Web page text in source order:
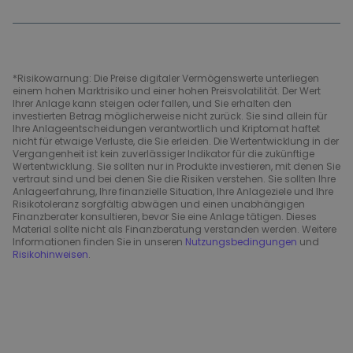
*Risikowarnung: Die Preise digitaler Vermögenswerte unterliegen
einem hohen Marktrisiko und einer hohen Preisvolatilität. Der Wert
Ihrer Anlage kann steigen oder fallen, und Sie erhalten den
investierten Betrag möglicherweise nicht zurück. Sie sind allein für
Ihre Anlageentscheidungen verantwortlich und Kriptomat haftet
nicht für etwaige Verluste, die Sie erleiden. Die Wertentwicklung in der
Vergangenheit ist kein zuverlässiger Indikator für die zukünftige
Wertentwicklung. Sie sollten nur in Produkte investieren, mit denen Sie
vertraut sind und bei denen Sie die Risiken verstehen. Sie sollten Ihre
Anlageerfahrung, Ihre finanzielle Situation, Ihre Anlageziele und Ihre
Risikotoleranz sorgfältig abwägen und einen unabhängigen
Finanzberater konsultieren, bevor Sie eine Anlage tätigen. Dieses
Material sollte nicht als Finanzberatung verstanden werden. Weitere
Informationen finden Sie in unseren Nutzungsbedingungen und
Risikohinweisen.